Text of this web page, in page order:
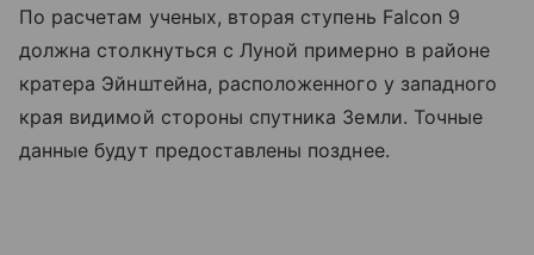
По расчетам ученых, вторая ступень Falcon 9
должна столкнуться с Луной примерно в районе
кратера Эйнштейна, расположенного у западного
края видимой стороны спутника Земли. Точные
данные будут предоставлены позднее.